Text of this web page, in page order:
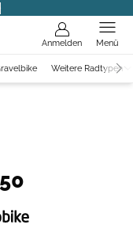
Anmelden Menü
Weitere Radtypen